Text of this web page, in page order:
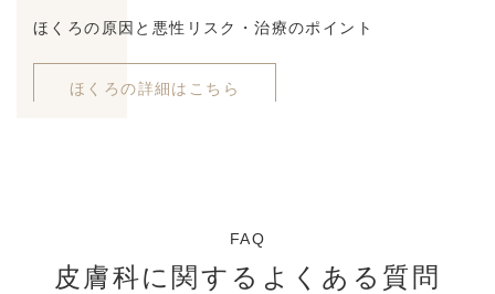
ほくろの原因と悪性リスク・治療のポイント
ほくろの詳細はこちら
FAQ
皮膚科に関するよくある質問